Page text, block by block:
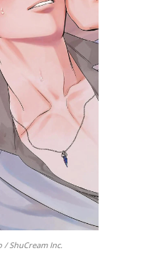
/ ShuCream Inc.